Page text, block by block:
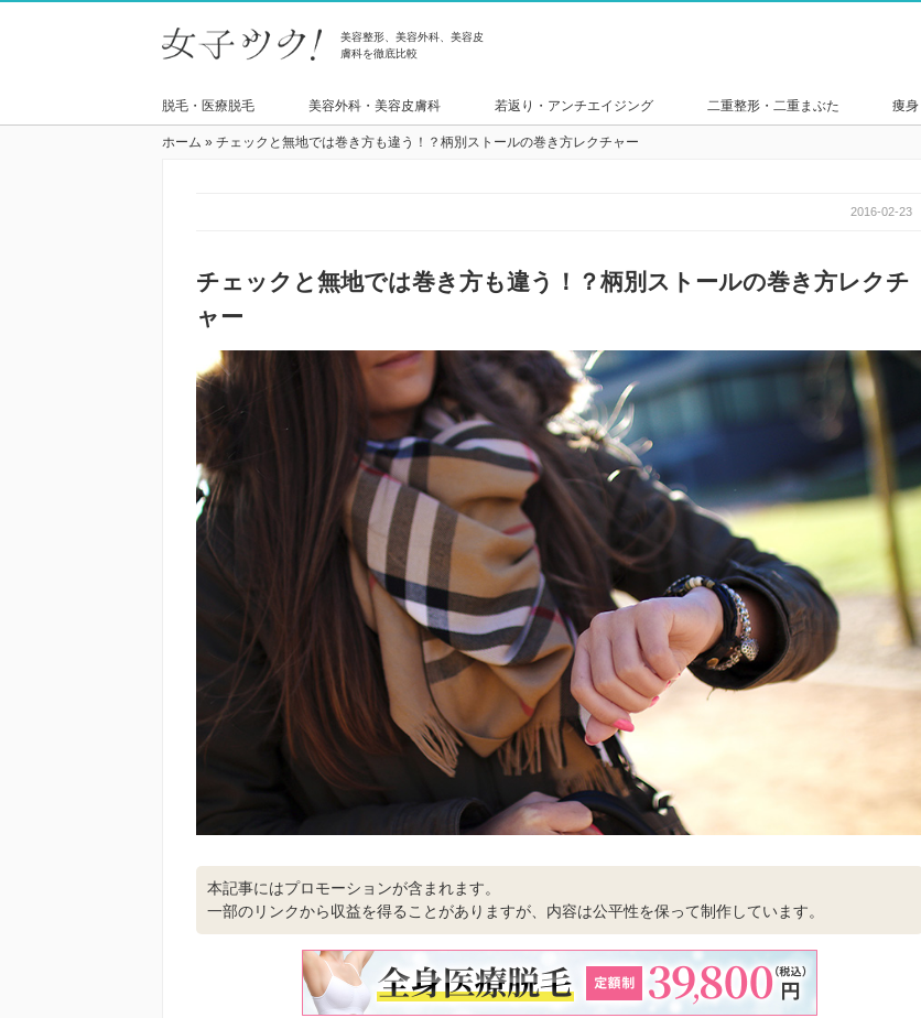
美容整形、美容外科、美容皮
膚科を徹底比較
脱毛・医療脱毛 美容外科・美容皮膚科 若返り・アンチエイジング 二重整形・二重まぶた 痩身
ホーム » チェックと無地では巻き方も違う！？柄別ストールの巻き方レクチャー
2016-02-23
チェックと無地では巻き方も違う！？柄別ストールの巻き方レクチ
ャー
本記事にはプロモーションが含まれます。
一部のリンクから収益を得ることがありますが、内容は公平性を保って制作しています。